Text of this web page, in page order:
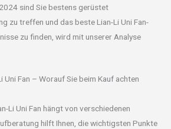
sind Sie bestens gerüstet
zu treffen und das beste Lian-Li Uni Fan-
zu finden, wird mit unserer Analyse
Uni Fan – Worauf Sie beim Kauf achten
Li Uni Fan hängt von verschiedenen
hilft Ihnen, die wichtigsten Punkte